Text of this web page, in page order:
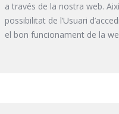
a través de la nostra web.
possibilitat de l’Usuari
el bon funcionament de la